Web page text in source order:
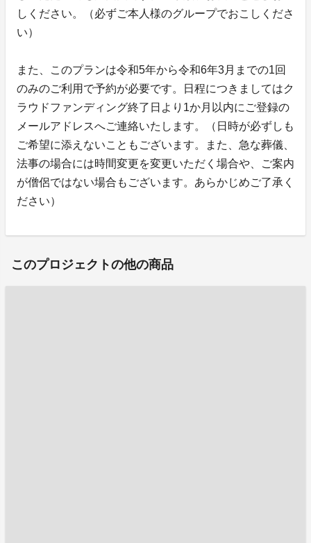
しください。（必ずご本人様のグループでおこしくださ
い）
また、このプランは令和5年から令和6年3月までの1回
のみのご利用で予約が必要です。日程につきましてはク
ラウドファンディング終了日より1か月以内にご登録の
メールアドレスへご連絡いたします。（日時が必ずしも
ご希望に添えないこともございます。また、急な葬儀、
法事の場合には時間変更を変更いただく場合や、ご案内
が僧侶ではない場合もございます。あらかじめご了承く
ださい）
このプロジェクトの他の商品